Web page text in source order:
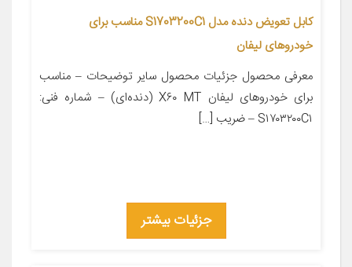
کابل تعویض دنده مدل S1703200C1 مناسب برای
خودروهای لیفان
معرفی محصول جزئیات محصول سایر توضیحات – مناسب
برای خودروهای لیفان X۶۰ MT (دنده‌ای) – شماره فنی:
S۱۷۰۳۲۰۰C۱ – ضریب […]
جزئیات بیشتر